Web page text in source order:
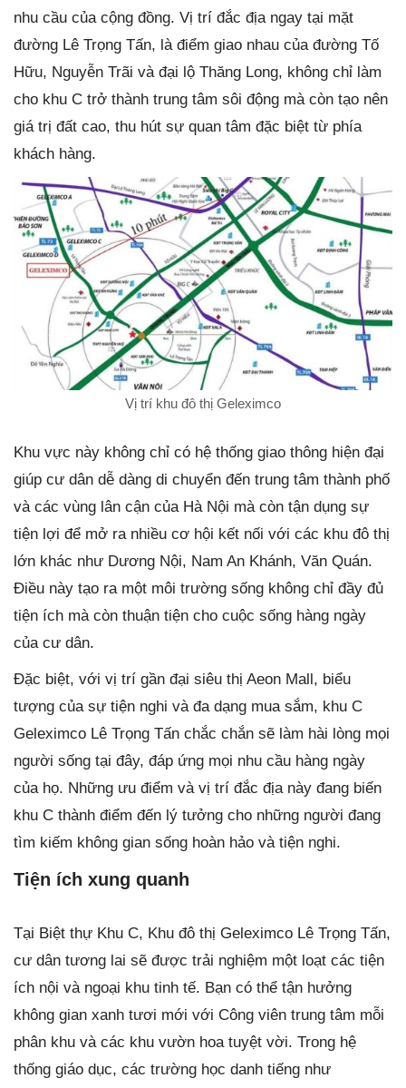
nhu cầu của cộng đồng. Vị trí đắc địa ngay tại mặt
đường Lê Trọng Tấn, là điểm giao nhau của đường Tố
Hữu, Nguyễn Trãi và đại lộ Thăng Long, không chỉ làm
cho khu C trở thành trung tâm sôi động mà còn tạo nên
giá trị đất cao, thu hút sự quan tâm đặc biệt từ phía
khách hàng.
Vị trí khu đô thị Geleximco
Khu vực này không chỉ có hệ thống giao thông hiện đại
giúp cư dân dễ dàng di chuyển đến trung tâm thành phố
và các vùng lân cận của Hà Nội mà còn tận dụng sự
tiện lợi để mở ra nhiều cơ hội kết nối với các khu đô thị
lớn khác như Dương Nội, Nam An Khánh, Văn Quán.
Điều này tạo ra một môi trường sống không chỉ đầy đủ
tiện ích mà còn thuận tiện cho cuộc sống hàng ngày
của cư dân.
Đặc biệt, với vị trí gần đại siêu thị Aeon Mall, biểu
tượng của sự tiện nghi và đa dạng mua sắm, khu C
Geleximco Lê Trọng Tấn chắc chắn sẽ làm hài lòng mọi
người sống tại đây, đáp ứng mọi nhu cầu hàng ngày
của họ. Những ưu điểm và vị trí đắc địa này đang biến
khu C thành điểm đến lý tưởng cho những người đang
tìm kiếm không gian sống hoàn hảo và tiện nghi.
Tiện ích xung quanh
Tại Biệt thự Khu C, Khu đô thị Geleximco Lê Trọng Tấn,
cư dân tương lai sẽ được trải nghiệm một loạt các tiện
ích nội và ngoại khu tinh tế. Bạn có thể tận hưởng
không gian xanh tươi mới với Công viên trung tâm mỗi
phân khu và các khu vườn hoa tuyệt vời. Trong hệ
thống giáo dục, các trường học danh tiếng như